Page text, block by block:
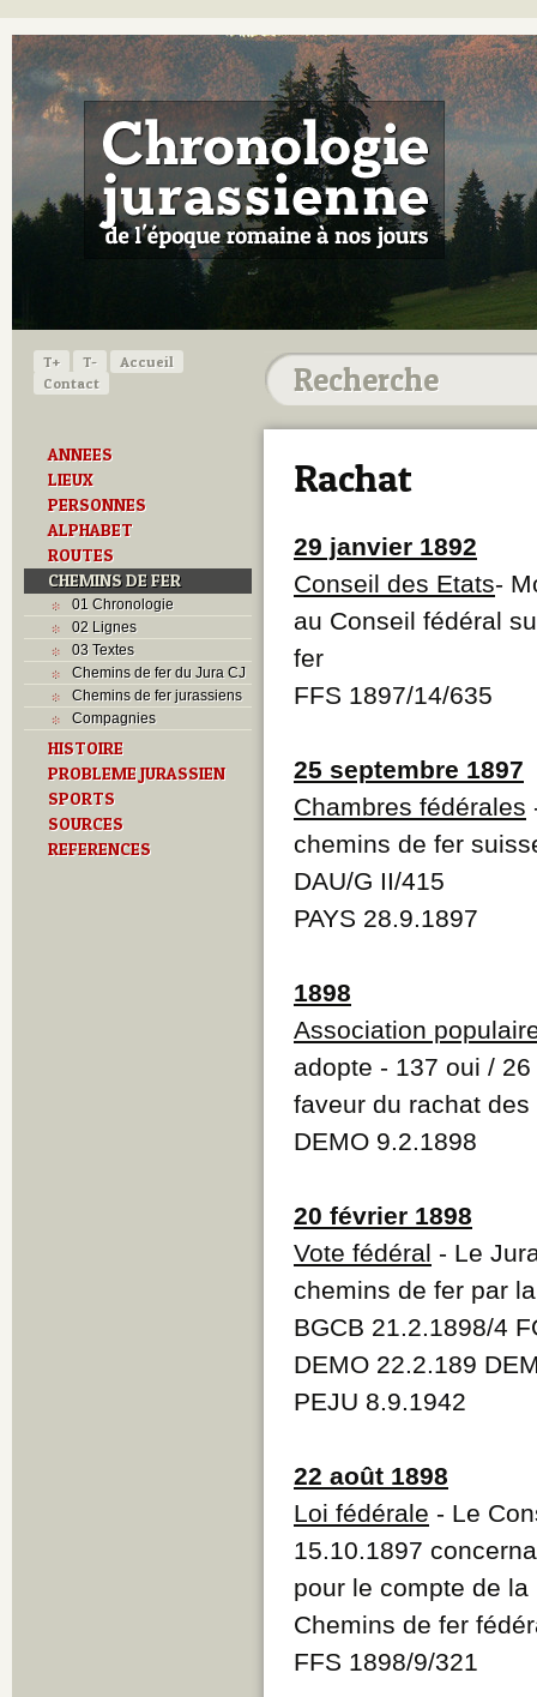
T+ T-
Accueil
Contact
ANNEES
LIEUX
PERSONNES
ALPHABET
ROUTES
CHEMINS DE FER
01 Chronologie
02 Lignes
03 Textes
Chemins de fer du Jura CJ
Chemins de fer jurassiens
Compagnies
HISTOIRE
PROBLEME JURASSIEN
SPORTS
SOURCES
REFERENCES
Rachat
29 janvier 1892
Conseil des Etats-
au Conseil fédéral
fer
FFS 1897/14/635
25 septembre 1897
Chambres fédérales
chemins de fer
DAU/G II/415
PAYS 28.9.1897
1898
Association
adopte - 137 oui /
faveur du rachat
DEMO 9.2.1898
20 février 1898
Vote fédéral - Le
chemins de fer par
BGCB 21.2.1898/4
DEMO 22.2.189
PEJU 8.9.1942
22 août 1898
Loi fédérale - Le
15.10.1897
pour le compte de
Chemins de fer
FFS 1898/9/321